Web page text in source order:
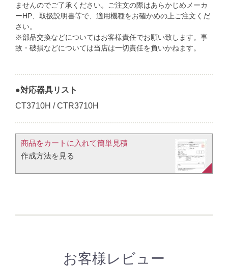
ませんのでご了承ください。ご注文の際はあらかじめメーカ
ーHP、取扱説明書等で、適用機種をお確かめの上ご注文くだ
さい。
※部品交換などについてはお客様責任でお願い致します。事
故・破損などについては当店は一切責任を負いかねます。
●対応器具リスト
CT3710H / CTR3710H
商品をカートに入れて簡単見積​
作成方法を見る​​
お客様レビュー